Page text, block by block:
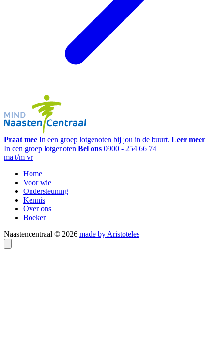
Praat mee In een groep lotgenoten bij jou in de buurt. Leer meer
In een groep lotgenoten Bel ons 0900 - 254 66 74
ma t/m vr
Home
Voor wie
Ondersteuning
Kennis
Over ons
Boeken
Naastencentraal © 2026 made by Aristoteles